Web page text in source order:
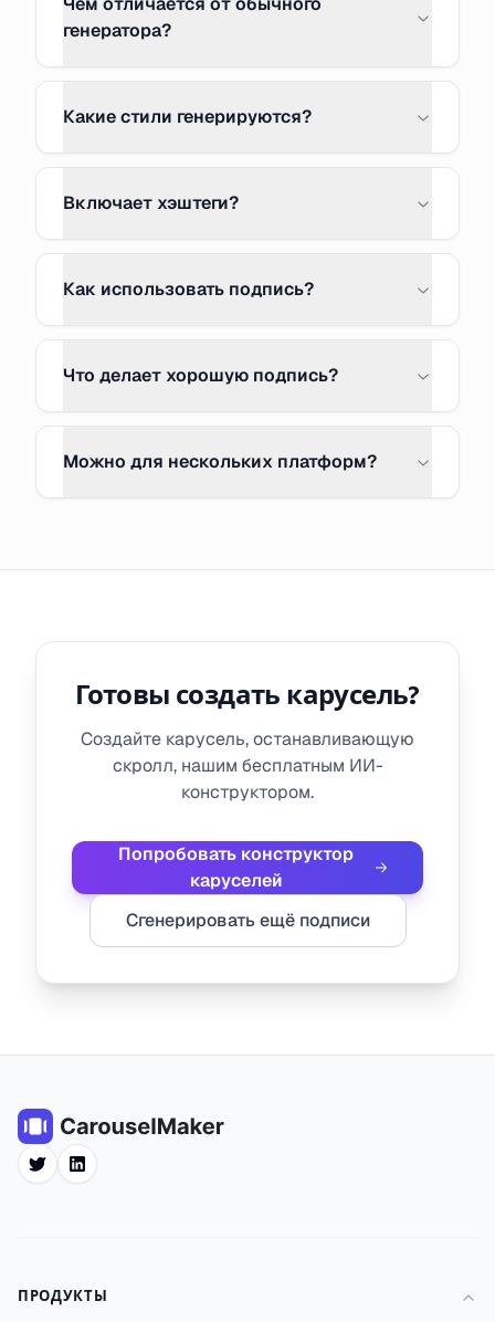
генератора?
Какие стили генерируются?
Включает хэштеги?
Как использовать подпись?
Что делает хорошую подпись?
Можно для нескольких платформ?
Готовы создать карусель?
Создайте карусель, останавливающую
скролл, нашим бесплатным ИИ-
конструктором.
Попробовать конструктор
каруселей
Сгенерировать ещё подписи
TwitterLinkedIn
ПРОДУКТЫ